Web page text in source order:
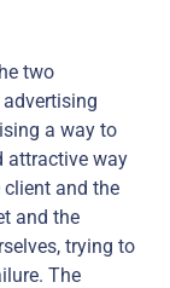
two
a way to
attractive way
and the
and the
trying to
The